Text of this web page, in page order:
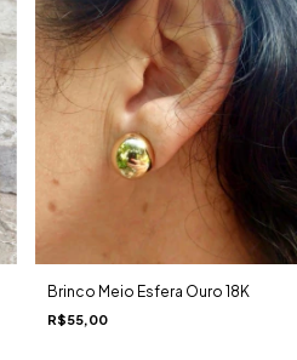
Brinco Meio Esfera Ouro 18K
R$55,00